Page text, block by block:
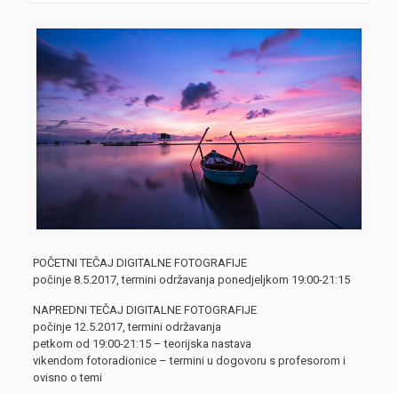
POČETNI TEČAJ DIGITALNE FOTOGRAFIJE
počinje 8.5.2017, termini održavanja ponedjeljkom 19:00-21:15
NAPREDNI TEČAJ DIGITALNE FOTOGRAFIJE
počinje 12.5.2017, termini održavanja
petkom od 19:00-21:15 – teorijska nastava
vikendom fotoradionice – termini u dogovoru s profesorom i
ovisno o temi